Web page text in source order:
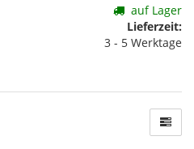
auf Lager
Lieferzeit:
3 - 5 Werktage